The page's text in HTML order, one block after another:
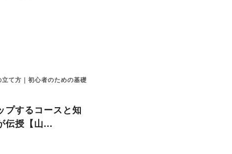
て方｜初心者のための基礎
プするコースと知
伝授【山...